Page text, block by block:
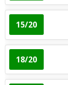
15/20
18/20